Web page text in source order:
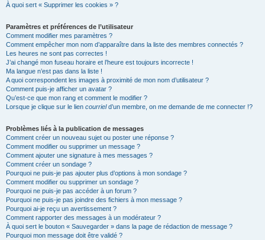
À quoi sert « Supprimer les cookies » ?
Paramètres et préférences de l’utilisateur
Comment modifier mes paramètres ?
Comment empêcher mon nom d’apparaître dans la liste des membres connectés ?
Les heures ne sont pas correctes !
J’ai changé mon fuseau horaire et l’heure est toujours incorrecte !
Ma langue n’est pas dans la liste !
A quoi correspondent les images à proximité de mon nom d’utilisateur ?
Comment puis-je afficher un avatar ?
Qu’est-ce que mon rang et comment le modifier ?
Lorsque je clique sur le lien courrield’un membre, on me demande de me connecter !?
Problèmes liés à la publication de messages
Comment créer un nouveau sujet ou poster une réponse ?
Comment modifier ou supprimer un message ?
Comment ajouter une signature à mes messages ?
Comment créer un sondage ?
Pourquoi ne puis-je pas ajouter plus d’options à mon sondage ?
Comment modifier ou supprimer un sondage ?
Pourquoi ne puis-je pas accéder à un forum ?
Pourquoi ne puis-je pas joindre des fichiers à mon message ?
Pourquoi ai-je reçu un avertissement ?
Comment rapporter des messages à un modérateur ?
À quoi sert le bouton « Sauvegarder » dans la page de rédaction de message ?
Pourquoi mon message doit être validé ?